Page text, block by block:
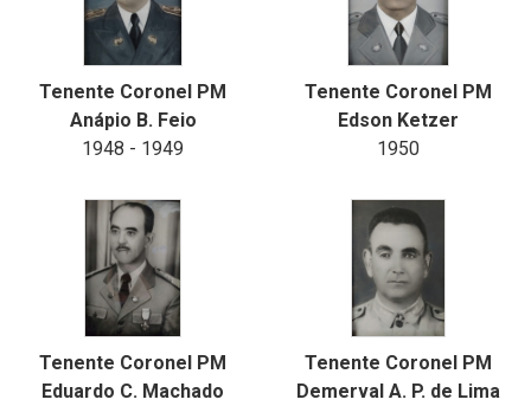
Tenente Coronel PM
Anápio B. Feio
1948 - 1949
Tenente Coronel PM
Edson Ketzer
1950
Tenente Coronel PM
Eduardo C. Machado
Tenente Coronel PM
Demerval A. P. de Lima